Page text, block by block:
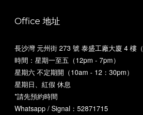
Office 地址
長沙灣 元州街 273 號 泰盛工廠大廈 4 樓（
時間：星期一至五（12pm - 7pm）
星期六 不定期開（10am - 12：30pm）
星期日、紅假 休息
*請先預約時間
Whatsapp / Signal：52871715